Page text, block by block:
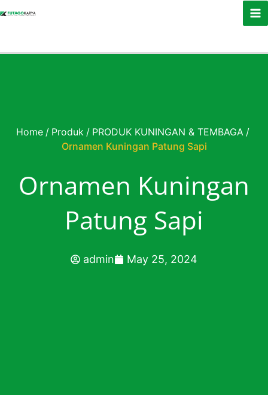
Home / Produk / PRODUK KUNINGAN & TEMBAGA /
Ornamen Kuningan Patung Sapi
Ornamen Kuningan
Patung Sapi
admin May 25, 2024